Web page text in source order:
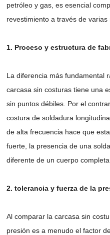
petróleo y gas, es esencial
revestimiento a través de varias
1. Proceso y estructura de
La diferencia más fundamental
carcasa sin costuras tiene una
sin puntos débiles. Por el
costura de soldadura
de alta frecuencia hace que
fuerte, la presencia de una
diferente de un cuerpo
2. tolerancia y fuerza de la
Al comparar la carcasa sin
presión es a menudo el factor